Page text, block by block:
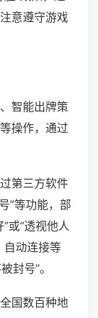
意遵守游戏
智能出牌策
操作，通过
第三方软件
”等功能，部
或“透视他人
自动连接等
封号”。
国数百种地